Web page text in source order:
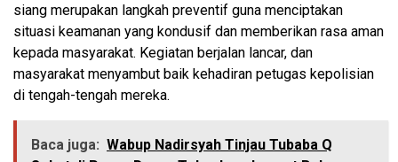
siang merupakan langkah preventif guna menciptakan
situasi keamanan yang kondusif dan memberikan rasa aman
kepada masyarakat. Kegiatan berjalan lancar, dan
masyarakat menyambut baik kehadiran petugas kepolisian
di tengah-tengah mereka.
Baca juga: Wabup Nadirsyah Tinjau Tubaba Q